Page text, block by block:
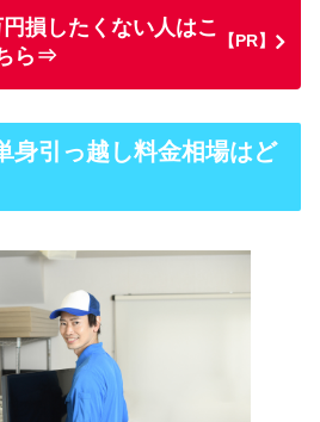
損したくない人はこ
ら⇒
【PR】
身引っ越し料金相場はど